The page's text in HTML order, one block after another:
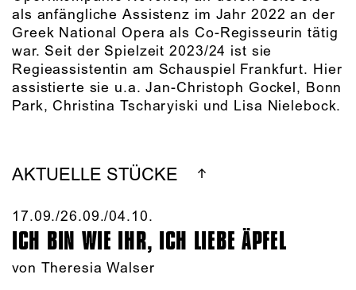
als anfängliche Assistenz im Jahr 2022 an der
Greek National Opera als Co-Regisseurin tätig
war. Seit der Spielzeit 2023/24 ist sie
Regieassistentin am Schauspiel Frankfurt. Hier
assistierte sie u.a. Jan-Christoph Gockel, Bonn
Park, Christina Tscharyiski und Lisa Nielebock.
AKTUELLE STÜCKE
17.09./​26.09./​04.10.​
ICH BIN WIE IHR, ICH LIEBE ÄPFEL
von Theresia Walser